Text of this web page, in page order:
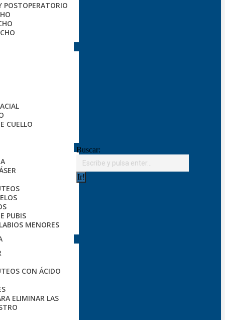
POSTOPERATORIO
CUELLO
PUBIS
MENORES
CON ÁCIDO
ELIMINAR LAS
Buscar: